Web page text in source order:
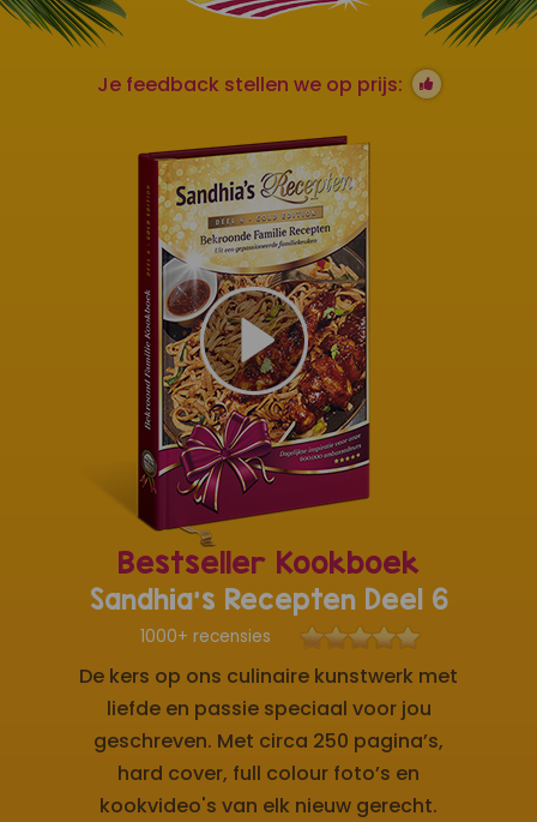
Je feedback stellen we op prijs:
Bestseller Kookboek
Sandhia's Recepten Deel 6
1000+ recensies
De kers op ons culinaire kunstwerk met
liefde en passie speciaal voor jou
geschreven. Met circa 250 pagina’s,
hard cover, full colour foto’s en
kookvideo's van elk nieuw gerecht.